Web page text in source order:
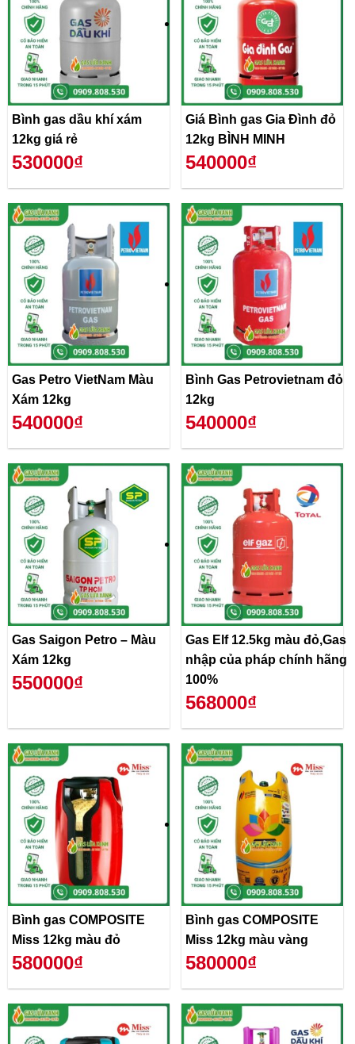
Bình gas dầu khí xám
12kg giá rẻ
530000₫
Giá Bình gas Gia Đình đỏ
12kg BÌNH MINH
540000₫
Gas Petro VietNam Màu
Xám 12kg
540000₫
Bình Gas Petrovietnam đỏ
12kg
540000₫
Gas Saigon Petro – Màu
Xám 12kg
550000₫
Gas Elf 12.5kg màu đỏ,Gas
nhập của pháp chính hãng
100%
568000₫
Bình gas COMPOSITE
Miss 12kg màu đỏ
580000₫
Bình gas COMPOSITE
Miss 12kg màu vàng
580000₫